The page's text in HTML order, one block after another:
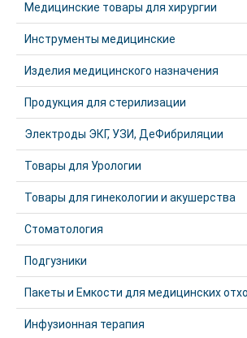
Медицинские товары для хирургии
Инструменты медицинские
Изделия медицинского назначения
Продукция для стерилизации
Электроды ЭКГ, УЗИ, ДеФибриляции
Товары для Урологии
Товары для гинекологии и акушерства
Стоматология
Подгузники
Пакеты и Емкости для медицинских
Инфузионная терапия